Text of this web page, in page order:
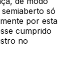
só
por esta
cumprido
no